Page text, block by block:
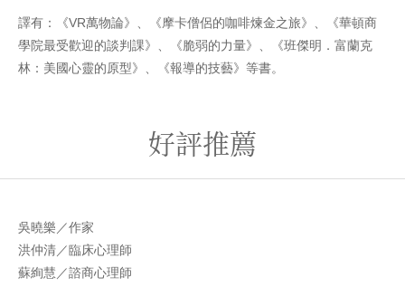
譯有：《VR萬物論》、《摩卡僧侶的咖啡煉金之旅》、《華頓商
學院最受歡迎的談判課》、《脆弱的力量》、《班傑明．富蘭克
林：美國心靈的原型》、《報導的技藝》等書。
好評推薦
吳曉樂／作家
洪仲清／臨床心理師
蘇絢慧／諮商心理師